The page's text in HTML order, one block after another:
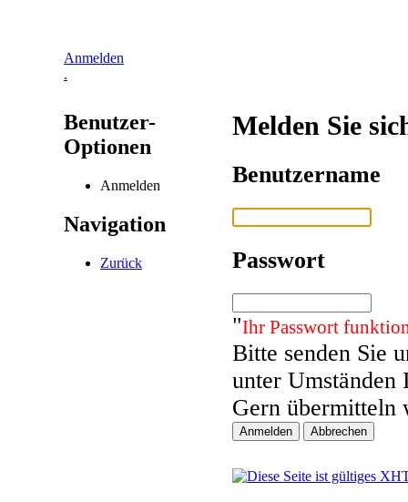
Anmelden
.
Benutzer-
Optionen
Anmelden
Navigation
Zurück
Melden Sie
Benutzername
Passwort
"Ihr Passwort
Bitte senden Sie
unter Umständen
Gern übermitteln